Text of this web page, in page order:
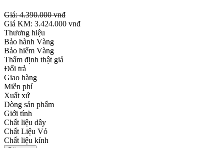
Giá:4.390.000 vnđ
Giá KM: 3.424.000 vnđ
Thương hiệu
Bảo hành Vàng
Bảo hiểm Vàng
Thẩm định thật giả
Đổi trả
Giao hàng
Miễn phí
Xuất xứ
Dòng sản phẩm
Giới tính
Chất liệu dây
Chất Liệu Vỏ
Chất liệu kính